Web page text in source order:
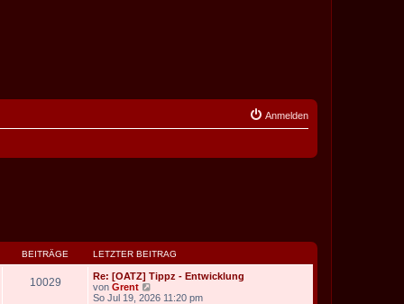
Anmelden
BEITRÄGE LETZTER BEITRAG
10029
Re: [OATZ] Tippz - Entwicklung
von Grent
e
So Jul 19, 2026 11:20 pm